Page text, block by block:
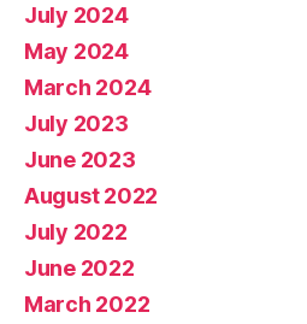
July 2024
May 2024
March 2024
July 2023
June 2023
August 2022
July 2022
June 2022
March 2022